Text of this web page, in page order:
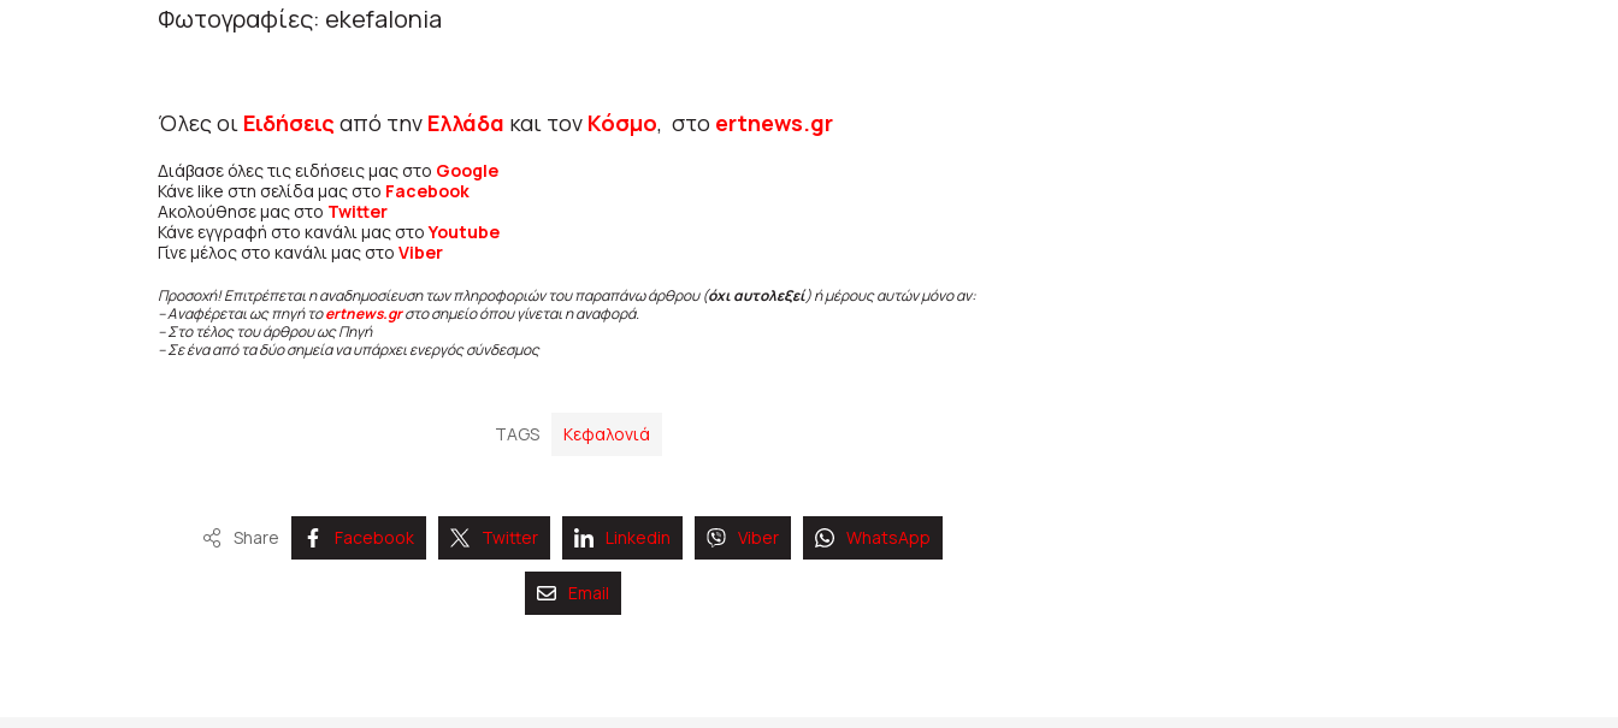
Φωτoγραφίες: ekefalonia
Όλες οι Ειδήσεις από την Ελλάδα και τον Κόσμο, στο ertnews.gr
Διάβασε όλες τις ειδήσεις μας στο Google
Κάνε like στη σελίδα μας στο Facebook
Ακολούθησε μας στο Twitter
Κάνε εγγραφή στο κανάλι μας στοYoutube
Γίνε μέλος στο κανάλι μας στο Viber
Προσοχή! Επιτρέπεται η αναδημοσίευση των πληροφοριών του παραπάνω άρθρου (όχι αυτολεξεί) ή μέρους αυτών μόνο αν:
– Αναφέρεται ως πηγή τοertnews.gr στο σημείο όπου γίνεται η αναφορά.
– Στο τέλος του άρθρου ως Πηγή
– Σε ένα από τα δύο σημεία να υπάρχει ενεργός σύνδεσμος
TAGS Κεφαλονιά
Share Facebook Twitter Linkedin Viber WhatsApp
Email